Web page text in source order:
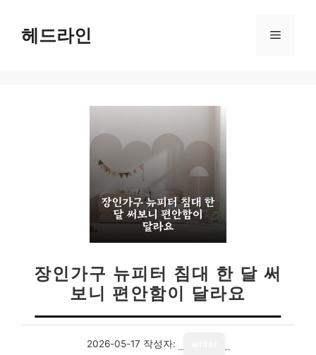
헤드라인 메
장인가구 뉴피터 침대 한 달 써
보니 편안함이 달라요
2026-05-17 작성자: